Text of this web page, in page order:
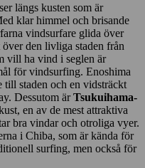
längs kusten som är
klar himmel och brisande
vindsurfare glida över
den livliga staden från
vill ha vind i seglen är
för vindsurfing. Enoshima
till staden och en vidsträckt
Dessutom ärTsukuihama-
en av de mest attraktiva
bra vindar och otroliga vyer.
i Chiba, som är kända för
surfing, men också för